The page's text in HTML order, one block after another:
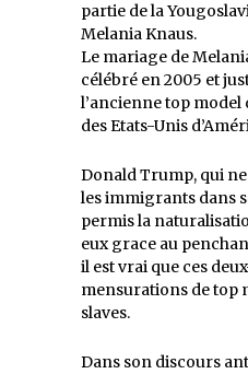
partie de la
Melania Knaus.
Le mariage de
célébré en 2005 et
l’ancienne top
des Etats-Unis
Donald Trump, qui
les immigrants dans
permis la
eux grace au
il est vrai que ces
mensurations de top
slaves.
Dans son discours